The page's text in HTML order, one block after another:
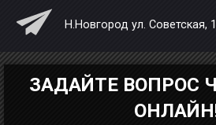
Н.Новгород ул. Советская,
ЗАДАЙТЕ ВОПРОС